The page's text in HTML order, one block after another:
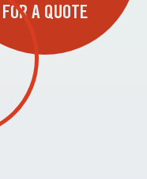
FOR A QUOTE